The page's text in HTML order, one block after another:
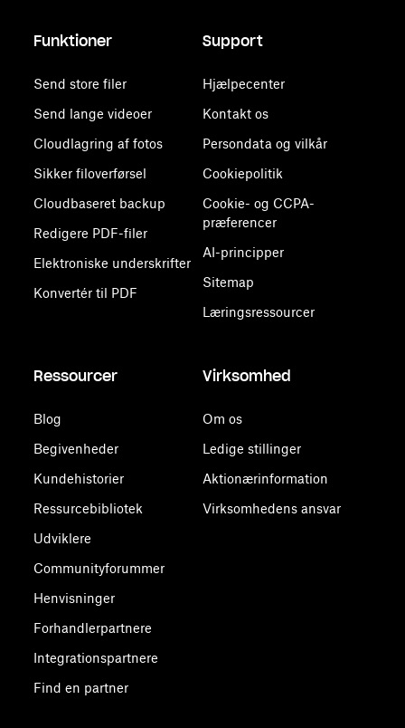
Funktioner
Send store filer
Send lange videoer
Cloudlagring af fotos
Sikker filoverførsel
Cloudbaseret backup
Redigere PDF-filer
Elektroniske underskrifter
Konvertér til PDF
Support
Hjælpecenter
Kontakt os
Persondata og vilkår
Cookiepolitik
Cookie- og CCPA-
præferencer
AI-principper
Sitemap
Læringsressourcer
Ressourcer
Blog
Begivenheder
Kundehistorier
Ressurcebibliotek
Udviklere
Communityforummer
Henvisninger
Forhandlerpartnere
Integrationspartnere
Find en partner
Virksomhed
Om os
Ledige stillinger
Aktionærinformation
Virksomhedens ansvar